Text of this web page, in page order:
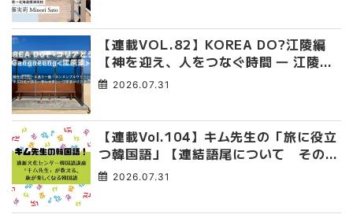
【連載VOL.82】KOREA DO?江陵編
【神を迎え、人をつなぐ時間 ― 江陵端
午祭 】
2026.07.31
【連載Vol.104】キム先生の「旅に役立
つ韓国語」【連結語尾について その
4】2026.07.31